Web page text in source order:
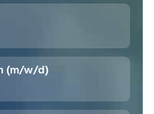
(m/w/d)